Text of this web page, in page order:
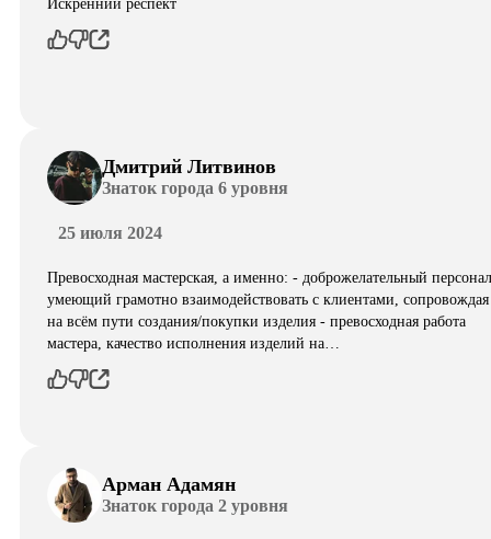
Искренний респект
Дмитрий Литвинов
Знаток города 6 уровня
25 июля 2024
Превосходная мастерская, а именно: - доброжелательный
умеющий грамотно взаимодействовать с клиентами,
на всём пути создания/покупки изделия - превосходная работа
мастера, качество исполнения изделий на…
Арман Адамян
Знаток города 2 уровня